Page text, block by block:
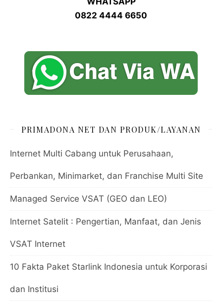
0822 4444 6650
PRIMADONA NET DAN PRODUK/LAYANAN
Internet Multi Cabang untuk Perusahaan,
Perbankan, Minimarket, dan Franchise Multi Site
Managed Service VSAT (GEO dan LEO)
Internet Satelit : Pengertian, Manfaat, dan Jenis
VSAT Internet
10 Fakta Paket Starlink Indonesia untuk Korporasi
dan Institusi